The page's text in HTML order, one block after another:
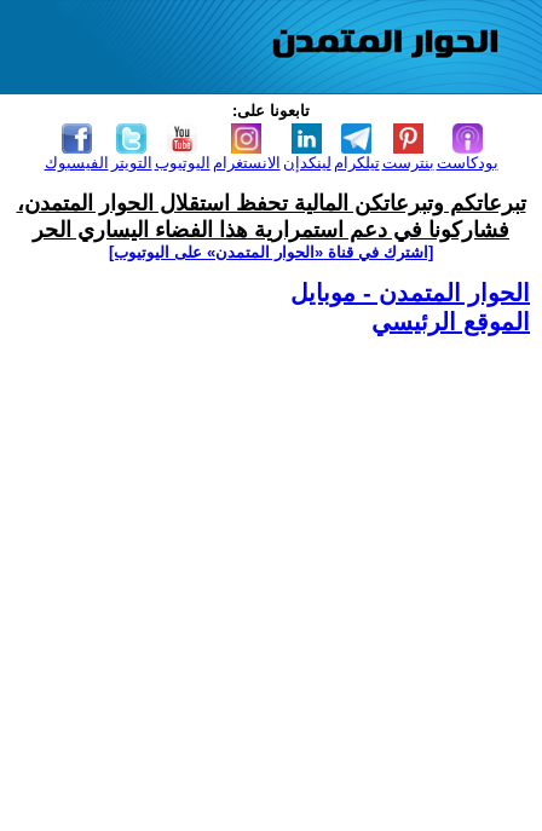
تابعونا على:
الفيسبوك التويتر اليوتيوب الانستغرام لينكدإن تيلكرامبنترست بودكاست
تبرعاتكم وتبرعاتكن المالية تحفظ استقلال الحوار المتمدن،
فشاركونا في دعم استمرارية هذا الفضاء اليساري الحر
[اشترك في قناة ‫«الحوار المتمدن» على اليوتيوب]
الحوار المتمدن - موبايل
الموقع الرئيسي